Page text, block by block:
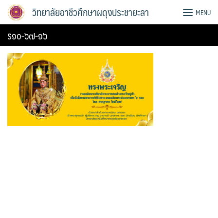
Skip
วิทยาลัยอาชีวศึกษาผดุงประชายะลา MENU
ร๑๐-๖๗-๑๖